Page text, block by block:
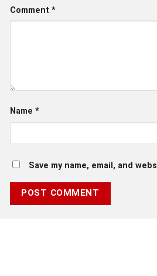
Comment *
Name *
Save my name, email, and